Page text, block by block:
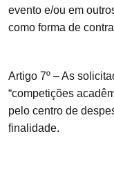
evento e/ou em
como forma de
Artigo 7º – As
“competições
pelo centro de
finalidade.